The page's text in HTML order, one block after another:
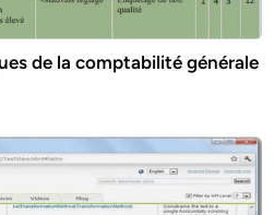
de la comptabilité générale